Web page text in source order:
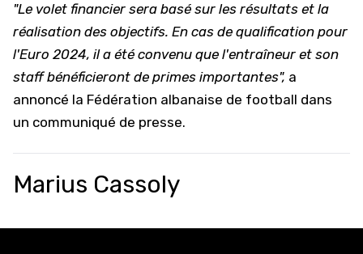
"Le volet financier sera basé sur les résultats et la
réalisation des objectifs. En cas de qualification pour
l'Euro 2024, il a été convenu que l'entraîneur et son
staff bénéficieront de primes importantes", a
annoncé la Fédération albanaise de football dans
un communiqué de presse.
Marius Cassoly